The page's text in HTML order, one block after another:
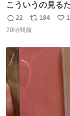
こういうの見る
ろ…」って心配
返
信
22
リ
ポ
184
い
数
20時間前